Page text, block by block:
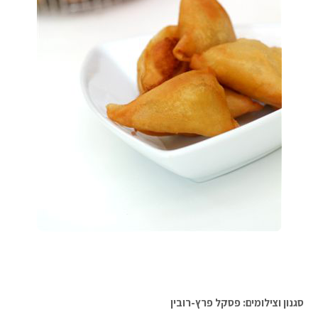
סגנון וצילומים: פסקל פרץ-רובין